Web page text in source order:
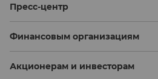
Пресс-центр
Финансовым организациям
Акционерам и инвесторам